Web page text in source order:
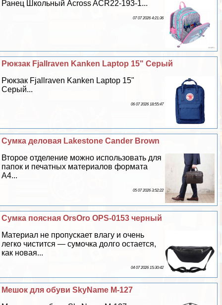
Ранец Школьный Across ACR22-193-1...
07 07 2026 4:21:36
Рюкзак Fjallraven Kanken Laptop 15" Серый
Рюкзак Fjallraven Kanken Laptop 15"
Серый...
06 07 2026 18:55:47
Cумка деловая Lakestone Cander Brown
Второе отделение можно использовать для
папок и печатных материалов формата
А4...
05 07 2026 3:52:22
Сумка поясная OrsOro OPS-0153 черный
Материал не пропускает влагу и очень
легко чистится — сумочка долго остается,
как новая...
04 07 2026 15:30:42
Мешок для обуви SkyName M-127